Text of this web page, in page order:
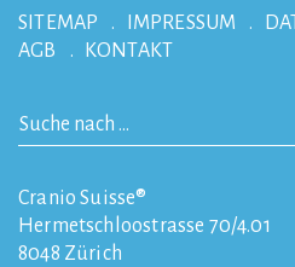
SITEMAP IMPRESSUM
AGB
KONTAKT
Cranio Suisse®
Hermetschloostrasse 70/4.01
8048 Zürich